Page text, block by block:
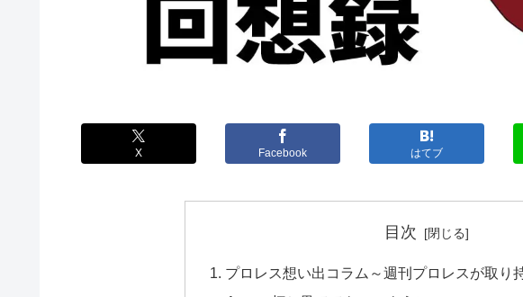
X Facebook はてブ
目次
プロレス想い出コラム～週刊プロレスが取